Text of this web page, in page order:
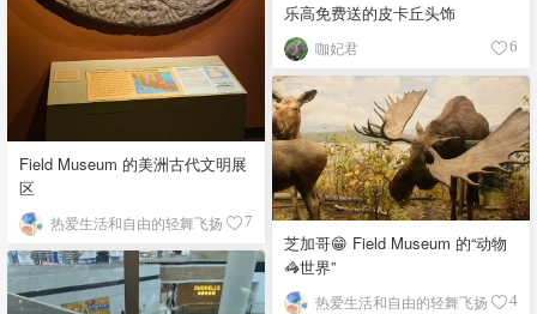
乐高免费送的皮卡丘头饰
咖妃君 6
Field Museum 的美洲古代文明展
区
热爱生活和自由的轻舞飞扬 7
芝加哥😁 Field Museum 的“动物
🦓世界”
热爱生活和自由的轻舞飞扬 4